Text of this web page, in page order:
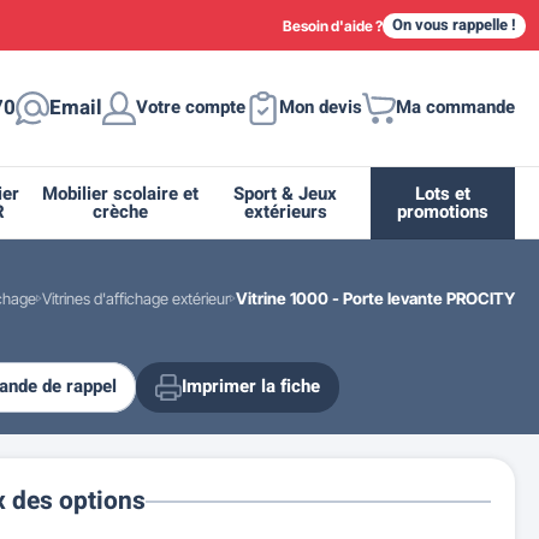
Besoin d'aide ? On vous rappelle !
Email Votre compte Mon devis Ma commande
Fleurissement urbain
Supports et abris vélo moto
Miroir de sécurité routière
Drapeau - Pavoisement
Espace sanitaire
Mobilier scolaire et
crèche
Casiers et meubles de rangement
Sport & Jeux
extérieurs
Lots et
promotions
Vitrines d'affichage extérieur Vitrine 1000 - Porte levante PROCITY
des options
de rappel Imprimer la fiche